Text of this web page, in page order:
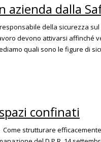
azienda dalla
della sicurezza
devono attivarsi affinché
quali sono le figure di
confinati
strutturare